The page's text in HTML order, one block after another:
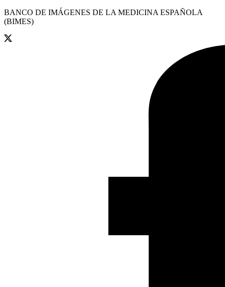
BANCO DE IMÁGENES DE LA MEDICINA ESPAÑOLA
(BIMES)